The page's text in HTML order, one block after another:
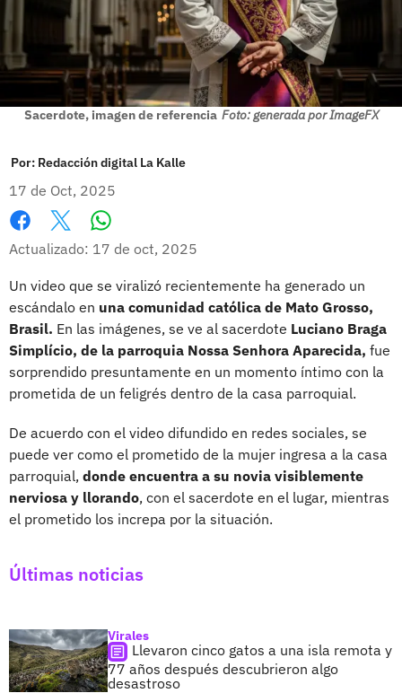
Sacerdote, imagen de referencia Foto: generada por ImageFX
Por: Redacción digital La Kalle
17 de Oct, 2025
Facebook
X
Actualizado: 17 de oct, 2025
Un video que se viralizó recientemente ha generado un
escándalo en una comunidad católica de Mato Grosso,
Brasil. En las imágenes, se ve al sacerdote Luciano Braga
Simplício, de la parroquia Nossa Senhora Aparecida, fue
sorprendido presuntamente en un momento íntimo con la
prometida de un feligrés dentro de la casa parroquial.
De acuerdo con el video difundido en redes sociales, se
puede ver como el prometido de la mujer ingresa a la casa
parroquial, donde encuentra a su novia visiblemente
nerviosa y llorando, con el sacerdote en el lugar, mientras
el prometido los increpa por la situación.
Últimas noticias
Virales
Llevaron cinco gatos a una isla remota y
77 años después descubrieron algo
desastroso